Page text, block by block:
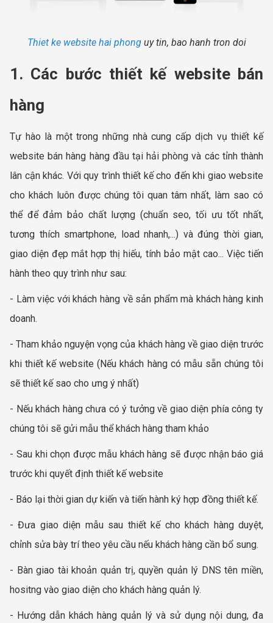
Thiet ke website hai phonguy tin, bao hanh tron doi
1. Các bước thiết kế website bán
hàng
Tự hào là một trong những nhà cung cấp dịch vụ thiết kế
website bán hàng hàng đầu tại hải phòng và các tỉnh thành
lân cận khác. Với quy trình thiết kế cho đến khi giao website
cho khách luôn được chúng tôi quan tâm nhất, làm sao có
thể để đảm bảo chất lượng (chuẩn seo, tối ưu tốt nhất,
tương thích smartphone, load nhanh,...) và đúng thời gian,
giao diện đẹp mắt hợp thị hiếu, tính bảo mật cao... Việc tiến
hành theo quy trình như sau:
- Làm việc với khách hàng về sản phẩm mà khách hàng kinh
doanh.
- Tham khảo nguyện vọng của khách hàng về giao diện trước
khi thiết kế website (Nếu khách hàng có mẫu sẵn chúng tôi
sẽ thiết kế sao cho ưng ý nhất)
- Nếu khách hàng chưa có ý tưởng về giao diện phía công ty
chúng tôi sẽ gửi mẫu thể khách hàng tham khảo
- Sau khi chọn được mẫu khách hàng sẽ được nhận báo giá
trước khi quyết định thiết kế website
- Báo lại thời gian dự kiến và tiến hành ký hợp đồng thiết kế.
- Đưa giao diện mẫu sau thiết kế cho khách hàng duyệt,
chỉnh sửa bày trí theo yêu cầu nếu khách hàng cần bổ sung.
- Bàn giao tài khoản quản trị, quyền quản lý DNS tên miền,
hositng vào giao diện cho khách hàng quản lý.
- Hướng dẫn khách hàng quản lý và sử dụng nội dung, đa